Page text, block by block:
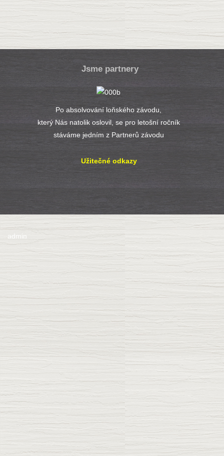
Jsme partnery
Po absolvování loňského závodu,
který Nás natolik oslovil, se pro letošní ročník
stáváme jedním z Partnerů závodu
Užitečné odkazy
admin